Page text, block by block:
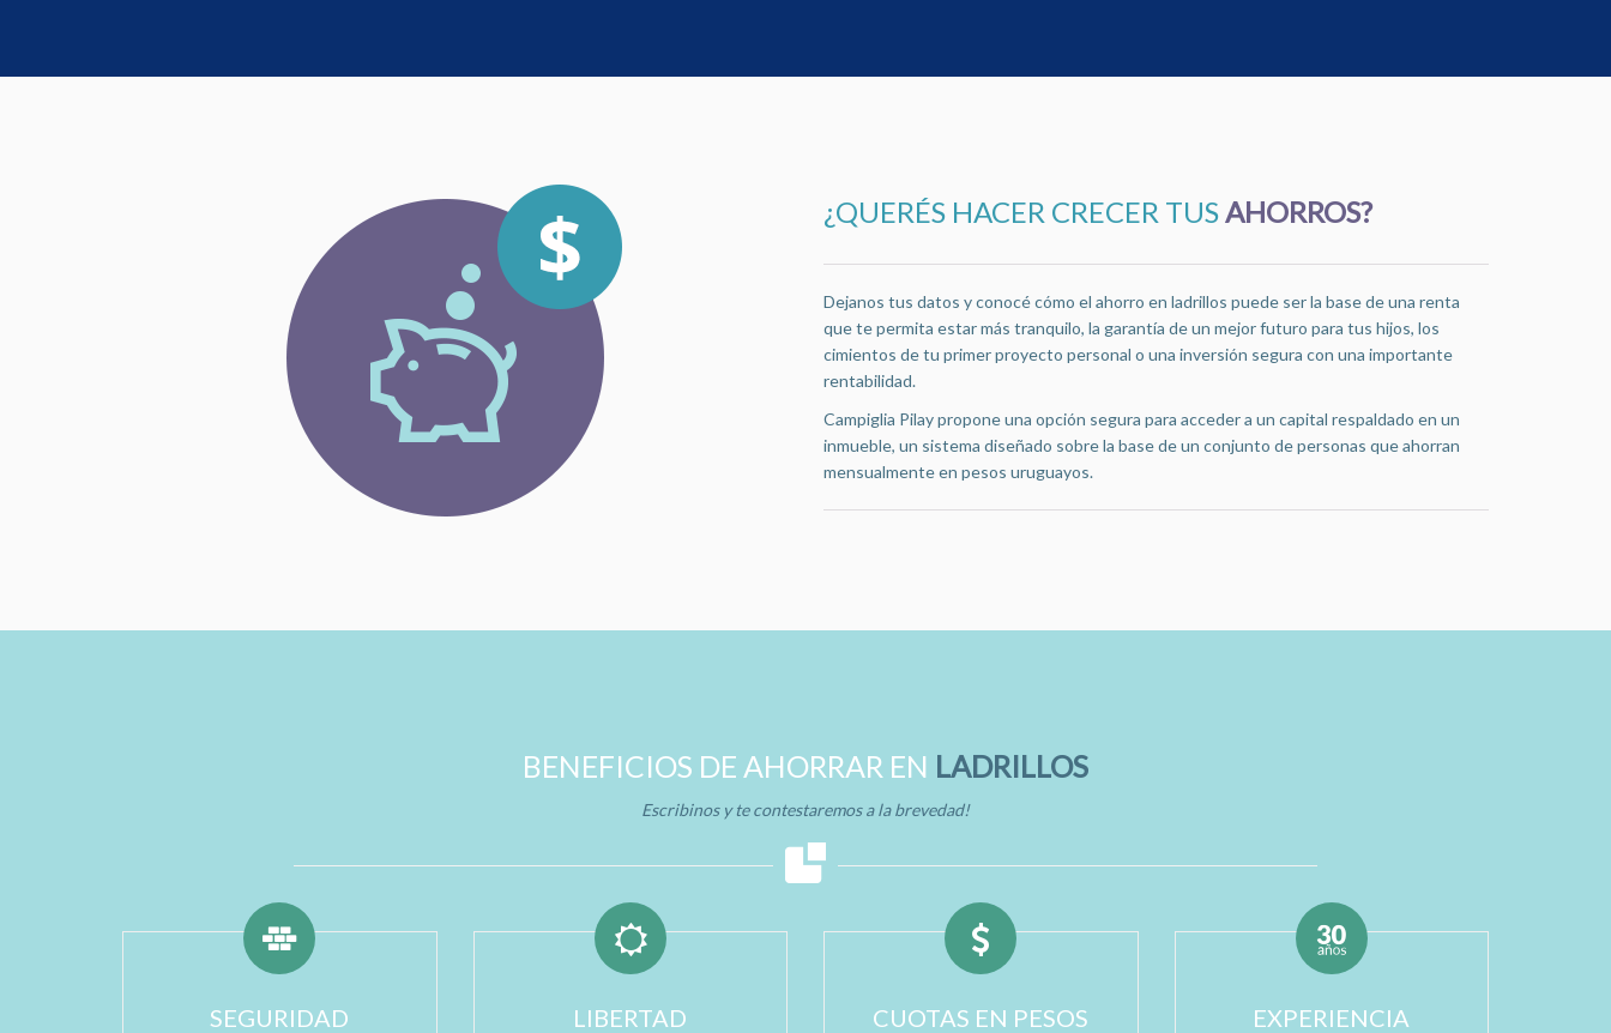
¿QUERÉS HACER CRECER TUSAHORROS?
Dejanos tus datos y conocé cómo el ahorro en ladrillos puede ser la base de una renta
que te permita estar más tranquilo, la garantía de un mejor futuro para tus hijos, los
cimientos de tu primer proyecto personal o una inversión segura con una importante
rentabilidad.
Campiglia Pilay propone una opción segura para acceder a un capital respaldado en un
inmueble, un sistema diseñado sobre la base de un conjunto de personas que ahorran
mensualmente en pesos uruguayos.
BENEFICIOS DE AHORRAR EN LADRILLOS
Escribinos y te contestaremos a la brevedad!
SEGURIDAD LIBERTAD CUOTAS EN PESOS EXPERIENCIA